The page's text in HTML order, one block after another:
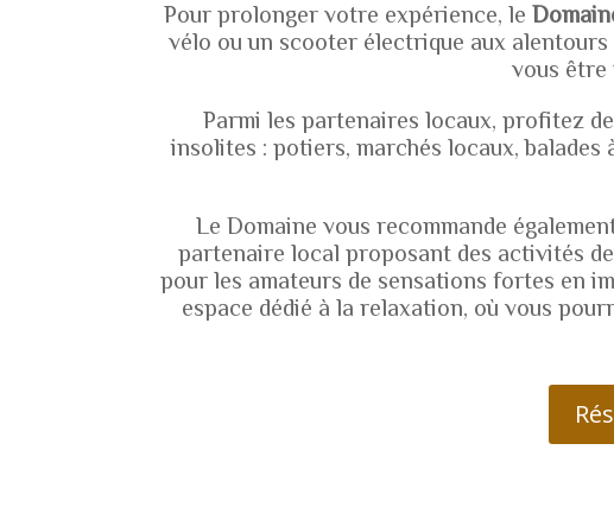
Pour prolonger votre expérience, le
vélo ou un scooter électrique aux alentours
vous être
Parmi les partenaires locaux, profitez
insolites : potiers, marchés locaux, balades
Le Domaine vous recommande
partenaire local proposant des activités
pour les amateurs de sensations fortes en
espace dédié à la relaxation, où vous